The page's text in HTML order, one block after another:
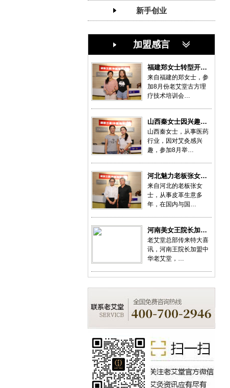
新手创业
加盟感言
福建郑女士转型开…
来自福建的郑女士，参
加8月份老艾堂古方理
疗技术培训会…
山西秦女士因兴趣…
山西秦女士，从事医药
行业，因对艾灸感兴
趣，参加8月举…
河北魅力老板张女…
来自河北的老板张女
士，从事皮革生意多
年，在国内与国…
河南美女王院长加…
老艾堂总部传来特大喜
讯，河南王院长加盟中
华老艾堂，…